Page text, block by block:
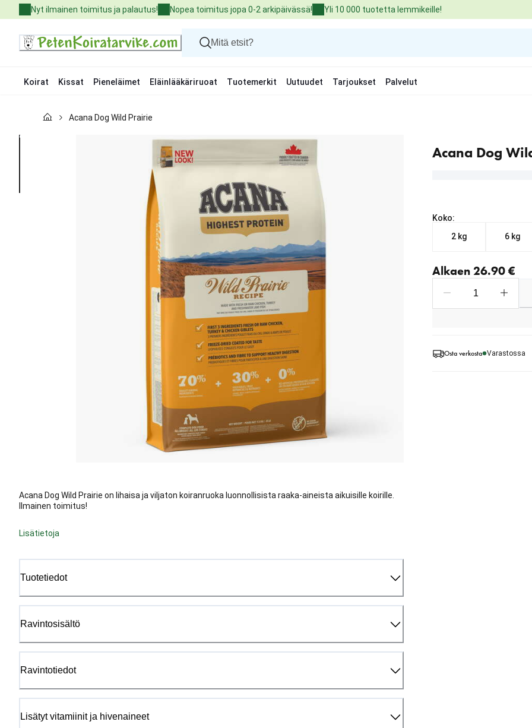
to
Nyt ilmainen toimitus ja palautus! Nopea toimitus jopa 0-2 arkipäivässä! Yli 10 000 tuotetta lemmikeille!
Koirat Kissat Pieneläimet Eläinlääkäriruoat Tuotemerkit Uutuudet Tarjoukset Palvelut
Kissat
Acana Dog Wild Prairie
Acana Dog
Acana Dog Wild Prairie on lihaisa ja viljaton koiranruoka luonnollisista raaka-aineista aikuisille koirille.
Ilmainen toimitus!
Lisätietoja
Tuotetiedot
Ravintosisältö
Ravintotiedot
Lisätyt vitamiinit ja hivenaineet
Koko:
2 kg
6 kg
Alkaen 26.90 €
Osta verkosta Varastossa